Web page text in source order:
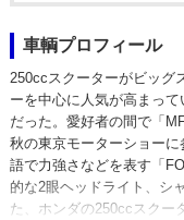
車輌プロフィール
250ccスクーターがビッグ
ーを中心に人気が高まっ
だった。愛好者の間で「
秋の東京モーターショー
語で力強さなどを表す「
的な2眼ヘッドライト、シ
た、ホンダの250ccスクー